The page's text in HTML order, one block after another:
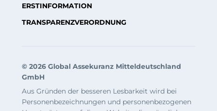
ERSTINFORMATION
TRANSPARENZVERORDNUNG
© 2026 Global Assekuranz Mitteldeutschland
GmbH
Aus Gründen der besseren Lesbarkeit wird bei
Personenbezeichnungen und personenbezogenen